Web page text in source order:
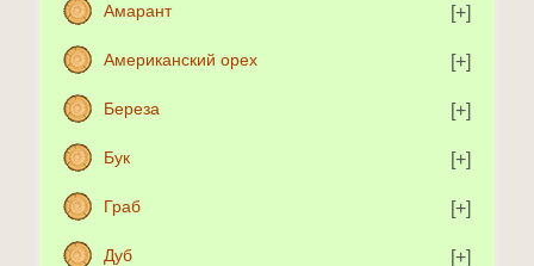
Амарант
Американский орех
Береза
Бук
Граб
Дуб